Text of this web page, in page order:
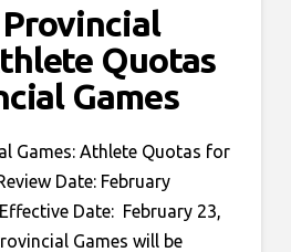
Quotas
Games
Games: Athlete Quotas for
Date: February
Date: February 23,
Games will be